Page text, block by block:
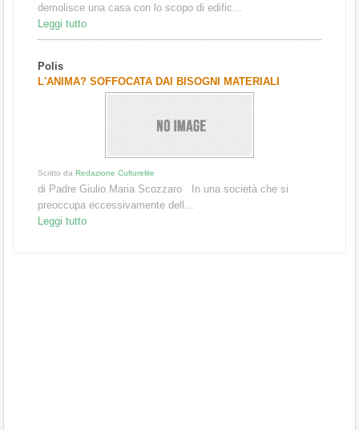
demolisce una casa con lo scopo di edific...
Leggi tutto
Polis
L'ANIMA? SOFFOCATA DAI BISOGNI MATERIALI
Scritto da Redazione Culturelite
di Padre Giulio Maria Scozzaro In una società che si
preoccupa eccessivamente dell...
Leggi tutto